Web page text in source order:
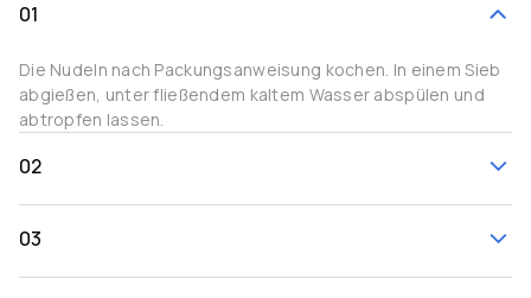
01
Die Nudeln nach Packungsanweisung kochen. In einem Sieb
abgießen, unter fließendem kaltem Wasser abspülen und
abtropfen lassen.
02
03